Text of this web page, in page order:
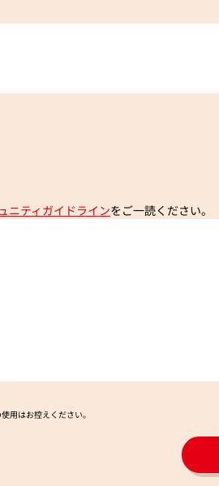
ニティガイドラインをご一読ください。
用はお控えください。​